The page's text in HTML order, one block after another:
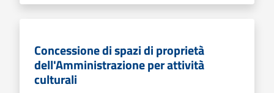
Concessione di spazi di proprietà
dell'Amministrazione per attività
culturali